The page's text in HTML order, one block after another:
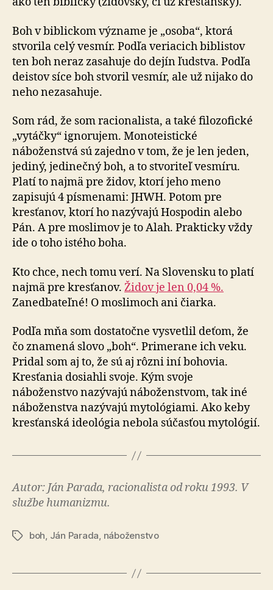
Boh v biblickom význame je „osoba“, ktorá
stvorila celý vesmír. Podľa veriacich biblistov
ten boh neraz zasahuje do dejín ľudstva. Podľa
deistov síce boh stvoril vesmír, ale už nijako do
neho nezasahuje.
Som rád, že som racionalista, a také filozofické
„vytáčky“ ignorujem. Monoteistické
náboženstvá sú zajedno v tom, že je len jeden,
jediný, jedinečný boh, a to stvoriteľ ves­mí­ru.
Platí to najmä pre židov, ktorí jeho meno
zapisujú 4 písmenami: JHWH. Potom pre
kresťanov, ktorí ho na­zý­va­jú Hospodin alebo
Pán. A pre moslimov je to Alah. Prak­tic­ky vždy
ide o toho istého boha.
Kto chce, nech tomu verí. Na Slovensku to platí
najmä pre kresťanov. Židov je len 0,04 %.
Zanedbateľné! O mos­li­moch ani čiarka.
Podľa mňa som dostatočne vysvetlil deťom, že
čo zna­me­ná slovo „boh“. Primerane ich veku.
Pridal som aj to, že sú aj rôzni iní bohovia.
Kresťania dosiahli svoje. Kým svoje
náboženstvo nazývajú náboženstvom, tak iné
ná­bo­žen­stva nazývajú mytológiami. Ako keby
kresťanská ide­o­ló­gia nebola súčasťou mytológií.
Autor: Ján Parada, racionalista od roku 1993. V
službe humanizmu.
Značky
boh, Ján Parada, náboženstvo